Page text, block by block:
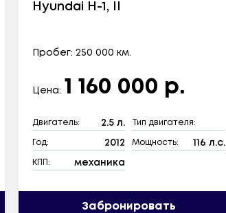
Hyundai H-1, II
Пробег: 250 000 км.
Цена: 1 160 000 р.
Двигатель: 2.5 л. Тип двигателя:
Год: 2012 Мощность: 116 л.с.
КПП: механика
Забронировать